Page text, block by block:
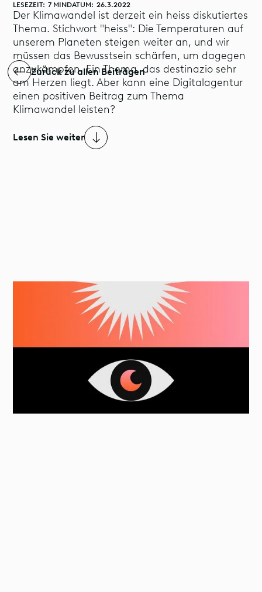
Zurück zu allen Beiträgen
LESEZEIT: 7 MINDATUM: 26.3.2022
Der Klimawandel ist derzeit ein heiss diskutiertes
Thema. Stichwort "heiss": Die Temperaturen auf
unserem Planeten steigen weiter an, und wir
müssen das Bewusstsein schärfen, um dagegen
anzukämpfen. Ein Thema, das destinazio sehr
am Herzen liegt. Aber kann eine Digitalagentur
einen positiven Beitrag zum Thema
Klimawandel leisten?
Lesen Sie weiter